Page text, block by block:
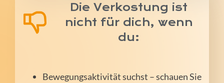
Die Verkostung ist
nicht für dich, wenn
du:
Bewegungsaktivität suchst – schauen Sie